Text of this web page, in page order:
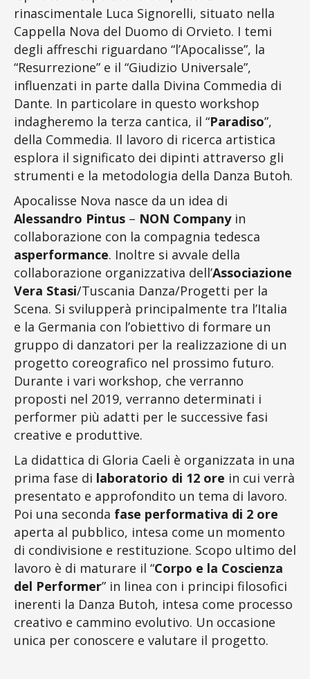
rinascimentale Luca Signorelli, situato nella
Cappella Nova del Duomo di Orvieto. I temi
degli affreschi riguardano “l’Apocalisse”, la
“Resurrezione” e il “Giudizio Universale”,
influenzati in parte dalla Divina Commedia di
Dante. In particolare in questo workshop
indagheremo la terza cantica, il “Paradiso”,
della Commedia. Il lavoro di ricerca artistica
esplora il significato dei dipinti attraverso gli
strumenti e la metodologia della Danza Butoh.
Apocalisse Nova nasce da un idea di
Alessandro Pintus – NON Companyin
collaborazione con la compagnia tedesca
asperformance. Inoltre si avvale della
collaborazione organizzativa dell’Associazione
Vera Stasi/Tuscania Danza/Progetti per la
Scena. Si svilupperà principalmente tra l’Italia
e la Germania con l’obiettivo di formare un
gruppo di danzatori per la realizzazione di un
progetto coreografico nel prossimo futuro.
Durante i vari workshop, che verranno
proposti nel 2019, verranno determinati i
performer più adatti per le successive fasi
creative e produttive.
La didattica di Gloria Caeli è organizzata in una
prima fase di laboratorio di 12 ore in cui verrà
presentato e approfondito un tema di lavoro.
Poi una seconda fase performativa di 2 ore
aperta al pubblico, intesa come un momento
di condivisione e restituzione. Scopo ultimo del
lavoro è di maturare il “Corpo e la Coscienza
del Performer” in linea con i principi filosofici
inerenti la Danza Butoh, intesa come processo
creativo e cammino evolutivo. Un occasione
unica per conoscere e valutare il progetto.